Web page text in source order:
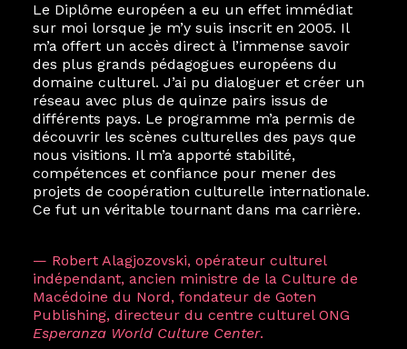
Le Diplôme européen a eu un effet immédiat
sur moi lorsque je m’y suis inscrit en 2005. Il
m’a offert un accès direct à l’immense savoir
des plus grands pédagogues européens du
domaine culturel. J’ai pu dialoguer et créer un
réseau avec plus de quinze pairs issus de
différents pays. Le programme m’a permis de
découvrir les scènes culturelles des pays que
nous visitions. Il m’a apporté stabilité,
compétences et confiance pour mener des
projets de coopération culturelle internationale.
Ce fut un véritable tournant dans ma carrière.
— Robert Alagjozovski, opérateur culturel
indépendant, ancien ministre de la Culture de
Macédoine du Nord, fondateur de Goten
Publishing, directeur du centre culturel ONG
Esperanza World Culture Center.